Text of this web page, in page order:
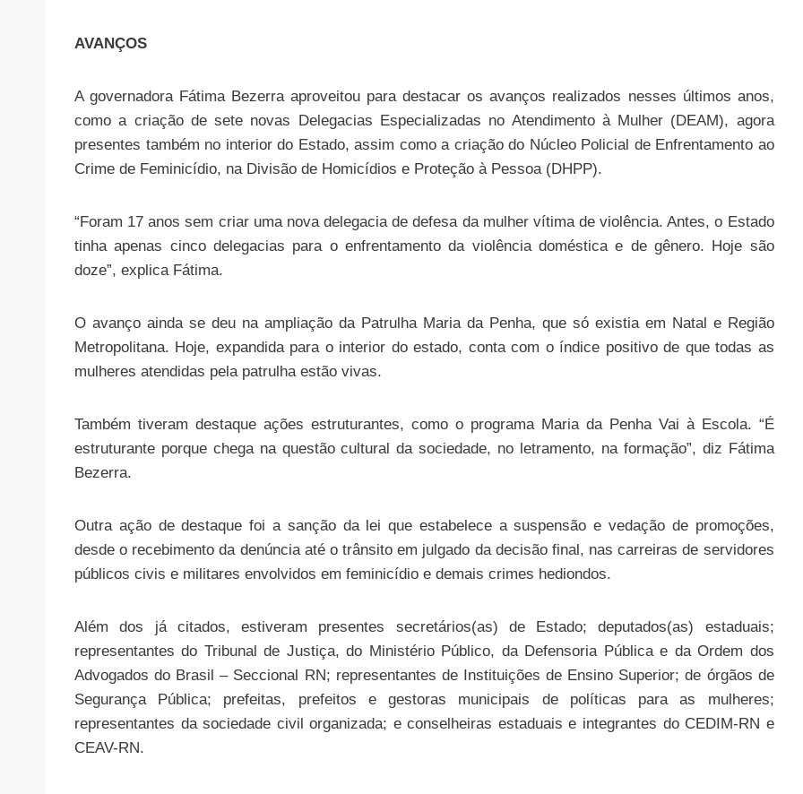
AVANÇOS
A governadora Fátima Bezerra aproveitou para destacar os avanços realizados nesses últimos anos,
como a criação de sete novas Delegacias Especializadas no Atendimento à Mulher (DEAM), agora
presentes também no interior do Estado, assim como a criação do Núcleo Policial de Enfrentamento ao
Crime de Feminicídio, na Divisão de Homicídios e Proteção à Pessoa (DHPP).
“Foram 17 anos sem criar uma nova delegacia de defesa da mulher vítima de violência. Antes, o Estado
tinha apenas cinco delegacias para o enfrentamento da violência doméstica e de gênero. Hoje são
doze”, explica Fátima.
O avanço ainda se deu na ampliação da Patrulha Maria da Penha, que só existia em Natal e Região
Metropolitana. Hoje, expandida para o interior do estado, conta com o índice positivo de que todas as
mulheres atendidas pela patrulha estão vivas.
Também tiveram destaque ações estruturantes, como o programa Maria da Penha Vai à Escola. “É
estruturante porque chega na questão cultural da sociedade, no letramento, na formação”, diz Fátima
Bezerra.
Outra ação de destaque foi a sanção da lei que estabelece a suspensão e vedação de promoções,
desde o recebimento da denúncia até o trânsito em julgado da decisão final, nas carreiras de servidores
públicos civis e militares envolvidos em feminicídio e demais crimes hediondos.
Além dos já citados, estiveram presentes secretários(as) de Estado; deputados(as) estaduais;
representantes do Tribunal de Justiça, do Ministério Público, da Defensoria Pública e da Ordem dos
Advogados do Brasil – Seccional RN; representantes de Instituições de Ensino Superior; de órgãos de
Segurança Pública; prefeitas, prefeitos e gestoras municipais de políticas para as mulheres;
representantes da sociedade civil organizada; e conselheiras estaduais e integrantes do CEDIM-RN e
CEAV-RN.